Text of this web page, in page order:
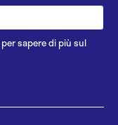
per sapere di più sul